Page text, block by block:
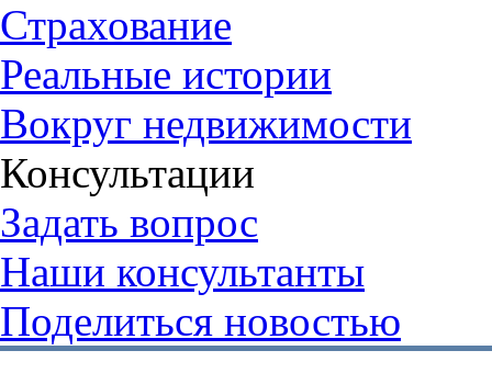
Страхование
Реальные истории
Вокруг недвижимости
Консультации
Задать вопрос
Наши консультанты
Поделиться новостью